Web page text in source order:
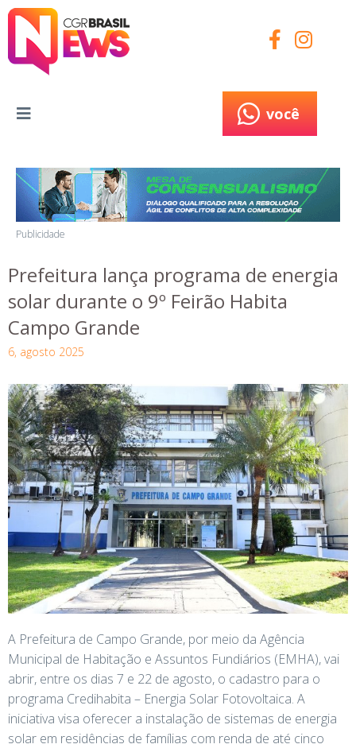
você
Publicidade
Prefeitura lança programa de energia
solar durante o 9º Feirão Habita
Campo Grande
6, agosto 2025
A Prefeitura de Campo Grande, por meio da Agência
Municipal de Habitação e Assuntos Fundiários (EMHA), vai
abrir, entre os dias 7 e 22 de agosto, o cadastro para o
programa Credihabita – Energia Solar Fotovoltaica. A
iniciativa visa oferecer a instalação de sistemas de energia
solar em residências de famílias com renda de até cinco